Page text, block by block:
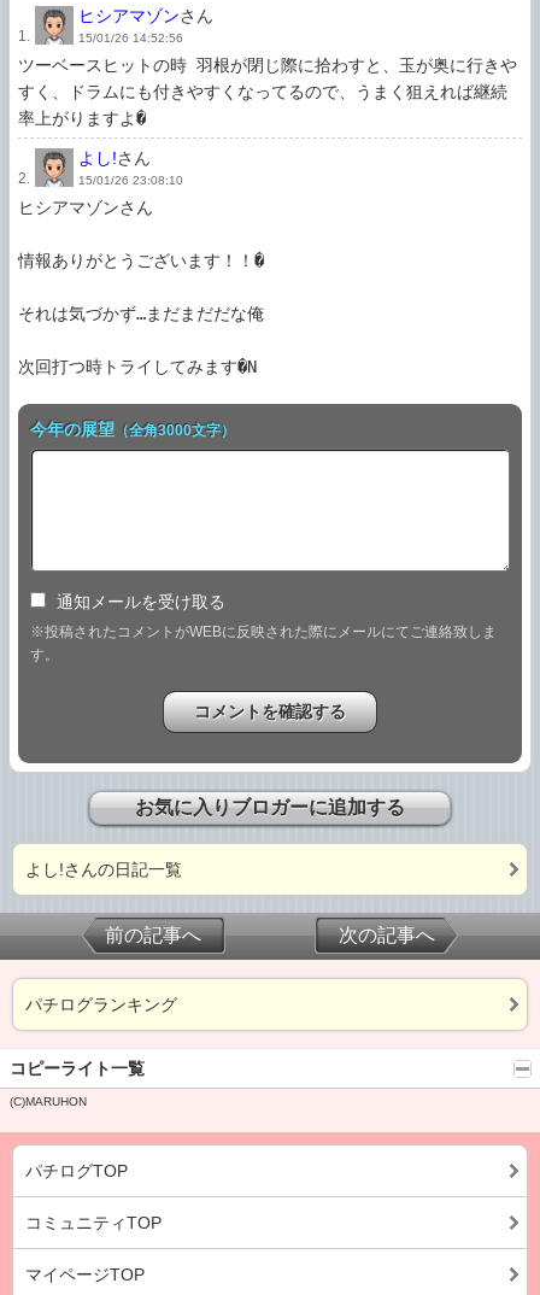
1.
ヒシアマゾンさん
15/01/26 14:52:56
ツーベースヒットの時 羽根が閉じ際に拾わすと、玉が奥に行きや
すく、ドラムにも付きやすくなってるので、うまく狙えれば継続
率上がりますよ�
2.
よし!さん
15/01/26 23:08:10
ヒシアマゾンさん
情報ありがとうございます！！�
それは気づかず…まだまだだな俺
今年の展望 （全角3000文字）
通知メールを受け取る
※投稿されたコメントがWEBに反映された際にメールにてご連絡致しま
す。
お気に入りブロガーに追加する
よし!さんの日記一覧
前の記事へ 次の記事へ
パチログランキング
コピーライト一覧
(C)MARUHON
パチログTOP
コミュニティTOP
マイページTOP